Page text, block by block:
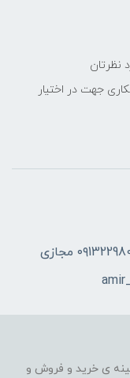
جهت در اختیار
فعالیت خود را از سال 1392 در زمینه ی خرید و فروش و